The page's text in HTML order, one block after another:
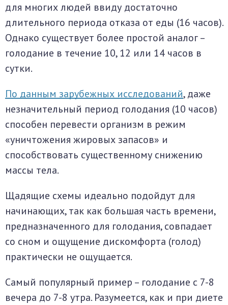
для многих людей ввиду достаточно
длительного периода отказа от еды (16 часов).
Однако существует более простой аналог –
голодание в течение 10, 12 или 14 часов в
сутки.
По данным зарубежных исследований, даже
незначительный период голодания (10 часов)
способен перевести организм в режим
«уничтожения жировых запасов» и
способствовать существенному снижению
массы тела.
Щадящие схемы идеально подойдут для
начинающих, так как большая часть времени,
предназначенного для голодания, совпадает
со сном и ощущение дискомфорта (голод)
практически не ощущается.
Самый популярный пример – голодание с 7-8
вечера до 7-8 утра. Разумеется, как и при диете